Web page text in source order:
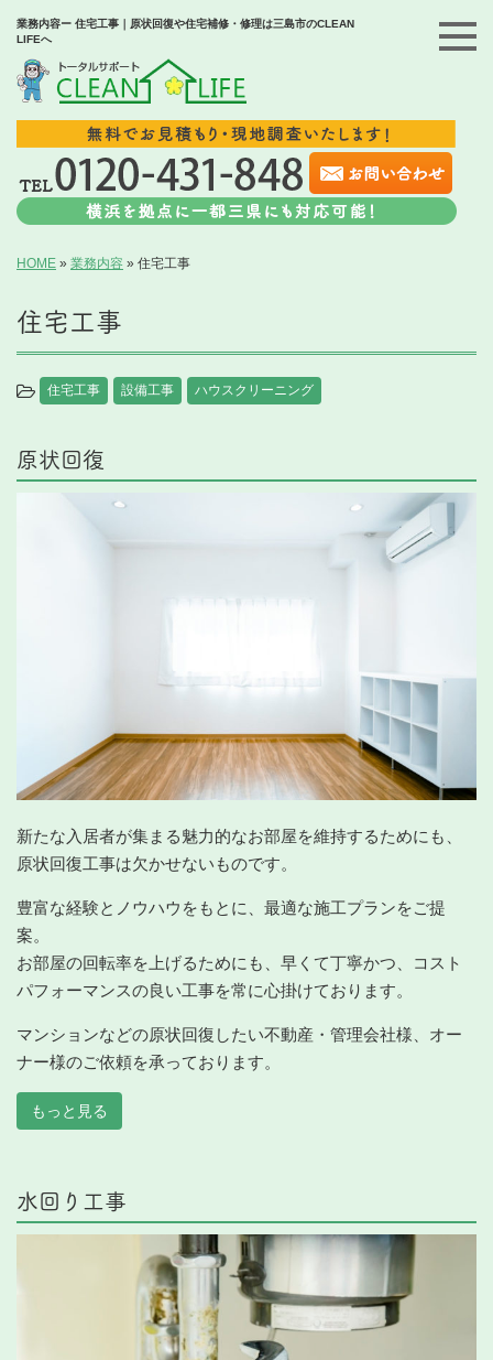
業務内容ー 住宅工事｜原状回復や住宅補修・修理は三島市のCLEAN
LIFEへ
HOME » 業務内容 » 住宅工事
住宅工事
住宅工事 設備工事 ハウスクリーニング
原状回復
新たな入居者が集まる魅力的なお部屋を維持するためにも、
原状回復工事は欠かせないものです。
豊富な経験とノウハウをもとに、最適な施工プランをご提
案。
お部屋の回転率を上げるためにも、早くて丁寧かつ、コスト
パフォーマンスの良い工事を常に心掛けております。
マンションなどの原状回復したい不動産・管理会社様、オー
ナー様のご依頼を承っております。
もっと見る
水回り工事